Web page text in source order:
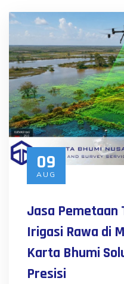
09
AUG
Jasa Pemetaan
Irigasi Rawa di
Karta Bhumi
Presisi